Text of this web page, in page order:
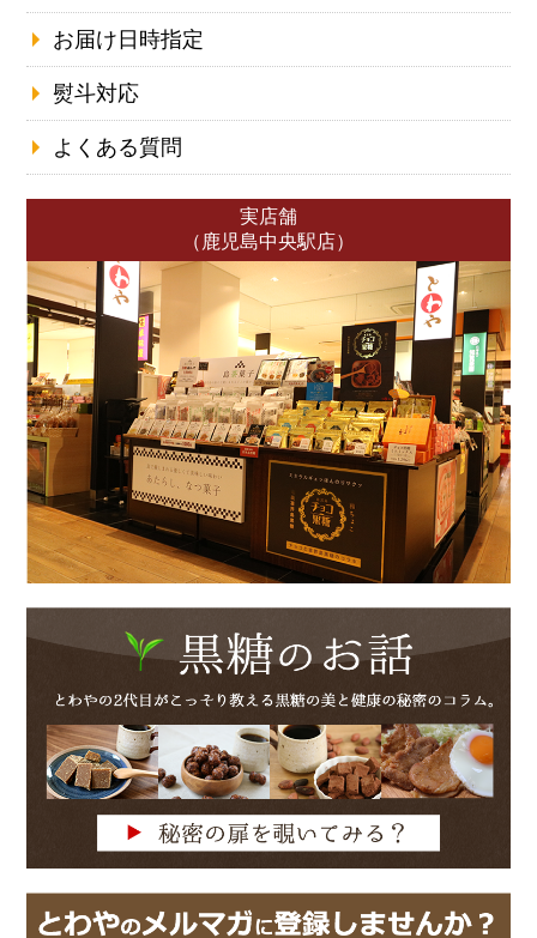
お届け日時指定
熨斗対応
よくある質問
実店舗
（鹿児島中央駅店）